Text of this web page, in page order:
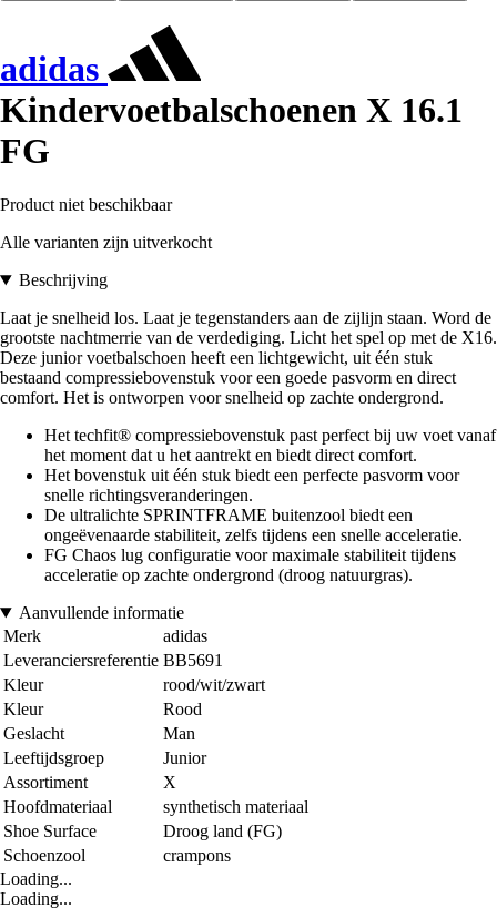
adidas
Kindervoetbalschoenen X 16.1
FG
Product niet beschikbaar
Alle varianten zijn uitverkocht
Beschrijving
Laat je snelheid los. Laat je tegenstanders aan de zijlijn staan. Word de
grootste nachtmerrie van de verdediging. Licht het spel op met de X16.
Deze junior voetbalschoen heeft een lichtgewicht, uit één stuk
bestaand compressiebovenstuk voor een goede pasvorm en direct
comfort. Het is ontworpen voor snelheid op zachte ondergrond.
Het techfit® compressiebovenstuk past perfect bij uw voet vanaf
het moment dat u het aantrekt en biedt direct comfort.
Het bovenstuk uit één stuk biedt een perfecte pasvorm voor
snelle richtingsveranderingen.
De ultralichte SPRINTFRAME buitenzool biedt een
ongeëvenaarde stabiliteit, zelfs tijdens een snelle acceleratie.
FG Chaos lug configuratie voor maximale stabiliteit tijdens
acceleratie op zachte ondergrond (droog natuurgras).
Aanvullende informatie
Merk
adidas
Leveranciersreferentie BB5691
Kleur
rood/wit/zwart
Kleur
Rood
Geslacht
Man
Leeftijdsgroep
Junior
Assortiment
X
Hoofdmateriaal
synthetisch materiaal
Shoe Surface
Droog land (FG)
Schoenzool
crampons
Loading...
Loading...